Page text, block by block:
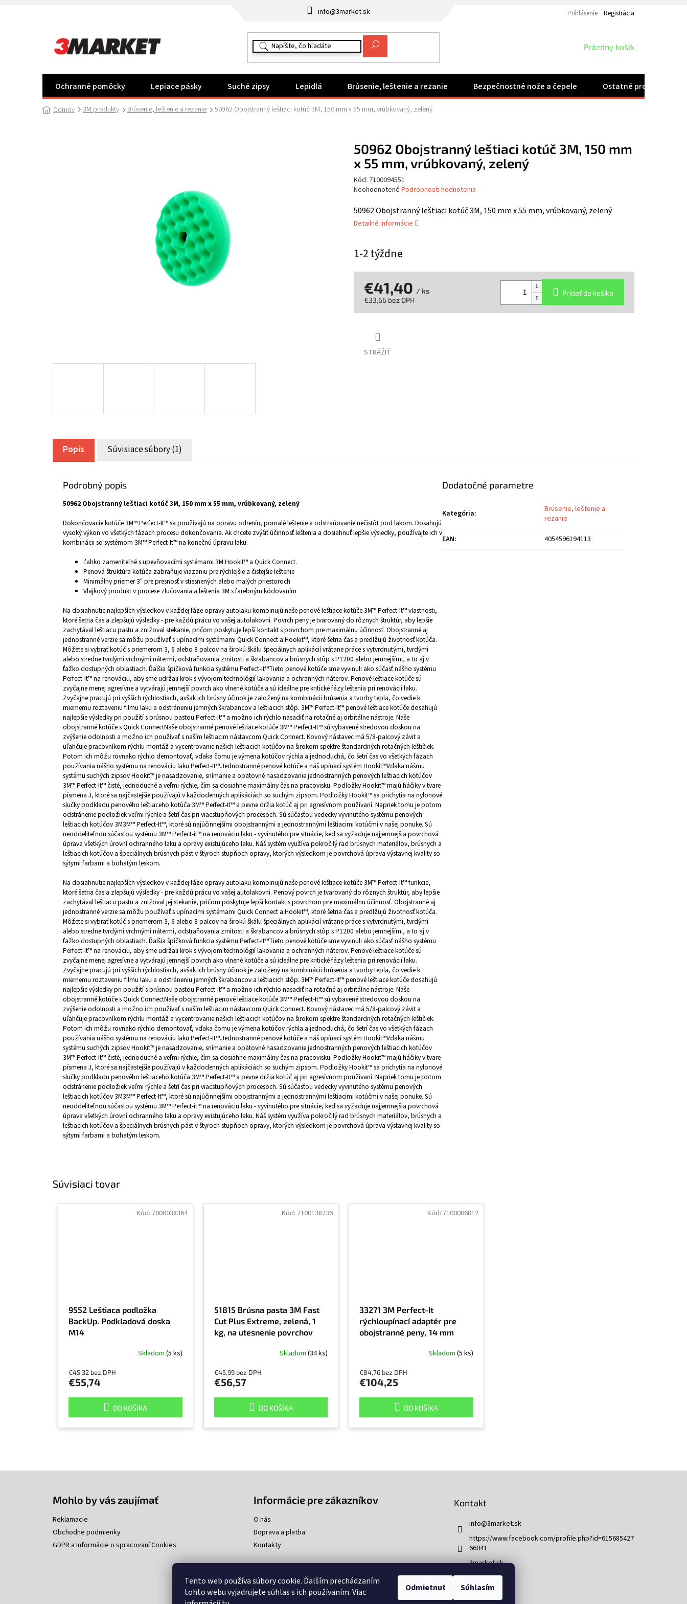
Tento web používa súbory cookie. Ďalším prechádzaním
tohto webu vyjadrujete súhlas s ich používaním. Viac
Odmietnuť Súhlasím
info@3market.sk Prihlásenie Registrácia
NÁKUPNÝ
Prázdny košík
Ochranné pomôcky Lepiace pásky Suché zipsy Lepidlá Brúsenie, leštenie a rezanie Bezpečnostné nože a čepele Ostatné produkty
Domov 3M produkty Brúsenie, leštenie a rezanie 50962 Obojstranný leštiaci kotúč 3M, 150 mm x 55 mm, vrúbkovaný, zelený
1-2 týždne
50962 Obojstranný leštiaci kotúč 3M, 150 mm x 55 mm, vrúbkovaný, zelený
Detailné informácie
STRÁŽIŤ
€41,40 / ks
€33,66 bez DPH
Pridať do košíka
50962 Obojstranný leštiaci kotúč 3M, 150 mm
x 55 mm, vrúbkovaný, zelený
Kód: 7100094551
Priemerné
produktu
je
0,0
5
hviezdičiek.
Neohodnotené Podrobnosti hodnotenia
Súvisiaci tovar
9552 Leštiaca podložka
BackUp. Podkladová doska
M14
Skladom (5 ks)
€45,32 bez DPH
€55,74
DO KOŠÍKA
Kód: 7000038364
51815 Brúsna pasta 3M Fast
Cut Plus Extreme, zelená, 1
kg, na utesnenie povrchov
materiálmi TrizactSkladom (34 ks)
€45,99 bez DPH
€56,57
DO KOŠÍKA
Kód: 7100138236
33271 3M Perfect-It
rýchloupínací adaptér pre
obojstranné peny, 14 mm
Skladom (5 ks)
€84,76 bez DPH
€104,25
DO KOŠÍKA
Kód: 7100086812
Popis Súvisiace súbory (1)
Podrobný popis
50962 Obojstranný leštiaci kotúč 3M, 150 mm x 55 mm, vrúbkovaný, zelený
Dokončovacie kotúče 3M™ Perfect-It™ sa používajú na opravu odrenín, pomalé leštenie a odstraňovanie nečistôt pod lakom. Dosahujú
vysoký výkon vo všetkých fázach procesu dokončovania. Ak chcete zvýšiť účinnosť leštenia a dosiahnuť lepšie výsledky, používajte ich v
kombinácii so systémom 3M™ Perfect-It™ na konečnú úpravu laku.
Ľahko zameniteľné s upevňovacími systémami 3M Hookit™ a Quick Connect.
Penová štruktúra kotúča zabraňuje viazaniu pre rýchlejšie a čistejšie leštenie
Minimálny priemer 3" pre presnosť v stiesnených alebo malých priestoroch
Vlajkový produkt v procese zlučovania a leštenia 3M s farebným kódovaním
Na dosiahnutie najlepších výsledkov v každej fáze opravy autolaku kombinujú naše penové leštiace kotúče 3M™ Perfect-It™ vlastnosti,
ktoré šetria čas a zlepšujú výsledky - pre každú prácu vo vašej autolakovni. Povrch peny je tvarovaný do rôznych štruktúr, aby lepšie
zachytával leštiacu pastu a znižoval stekanie, pričom poskytuje lepší kontakt s povrchom pre maximálnu účinnosť. Obojstranné aj
jednostranné verzie sa môžu používať s upínacími systémami Quick Connect a Hookit™, ktoré šetria čas a predlžujú životnosť kotúča.
Môžete si vybrať kotúč s priemerom 3, 6 alebo 8 palcov na širokú škálu špeciálnych aplikácií vrátane práce s vytvrdnutými, tvrdými
alebo stredne tvrdými vrchnými nátermi, odstraňovania zrnitosti a škrabancov a brúsnych stôp s P1200 alebo jemnejšími, a to aj v
ťažko dostupných oblastiach. Ďalšia špičková funkcia systému Perfect-It™Tieto penové kotúče sme vyvinuli ako súčasť nášho systému
Perfect-It™ na renováciu, aby sme udržali krok s vývojom technológií lakovania a ochranných náterov. Penové leštiace kotúče sú
zvyčajne menej agresívne a vytvárajú jemnejší povrch ako vlnené kotúče a sú ideálne pre kritické fázy leštenia pri renovácii laku.
Zvyčajne pracujú pri vyšších rýchlostiach, avšak ich brúsny účinok je založený na kombinácii brúsenia a tvorby tepla, čo vedie k
miernemu roztaveniu filmu laku a odstráneniu jemných škrabancov a leštiacich stôp. 3M™ Perfect-It™ penové leštiace kotúče dosahujú
najlepšie výsledky pri použití s brúsnou pastou Perfect-It™ a možno ich rýchlo nasadiť na rotačné aj orbitálne nástroje. Naše
obojstranné kotúče s Quick ConnectNaše obojstranné penové leštiace kotúče 3M™ Perfect-It™ sú vybavené stredovou doskou na
zvýšenie odolnosti a možno ich používať s naším leštiacim nástavcom Quick Connect. Kovový nástavec má 5/8-palcový závit a
uľahčuje pracovníkom rýchlu montáž a vycentrovanie našich leštiacich kotúčov na širokom spektre štandardných rotačných leštičiek.
Potom ich môžu rovnako rýchlo demontovať, vďaka čomu je výmena kotúčov rýchla a jednoduchá, čo šetrí čas vo všetkých fázach
používania nášho systému na renováciu laku Perfect-It™.Jednostranné penové kotúče a náš upínací systém Hookit™Vďaka nášmu
systému suchých zipsov Hookit™ je nasadzovanie, snímanie a opätovné nasadzovanie jednostranných penových leštiacich kotúčov
3M™ Perfect-It™ čisté, jednoduché a veľmi rýchle, čím sa dosiahne maximálny čas na pracovisku. Podložky Hookit™ majú háčiky v tvare
písmena J, ktoré sa najčastejšie používajú v každodenných aplikáciách so suchým zipsom. Podložky Hookit™ sa prichytia na nylonové
slučky podkladu penového leštiaceho kotúča 3M™ Perfect-It™ a pevne držia kotúč aj pri agresívnom používaní. Napriek tomu je potom
odstránenie podložiek veľmi rýchle a šetrí čas pri viacstupňových procesoch. Sú súčasťou vedecky vyvinutého systému penových
leštiacich kotúčov 3M3M™ Perfect-It™, ktoré sú najúčinnejšími obojstrannými a jednostrannými leštiacimi kotúčmi v našej ponuke. Sú
neoddeliteľnou súčasťou systému 3M™ Perfect-it™ na renováciu laku - vyvinutého pre situácie, keď sa vyžaduje najjemnejšia povrchová
úprava všetkých úrovní ochranného laku a opravy existujúceho laku. Náš systém využíva pokročilý rad brúsnych materiálov, brúsnych a
leštiacich kotúčov a špeciálnych brúsnych pást v štyroch stupňoch opravy, ktorých výsledkom je povrchová úprava výstavnej kvality so
sýtymi farbami a bohatým leskom.
Na dosiahnutie najlepších výsledkov v každej fáze opravy autolaku kombinujú naše penové leštiace kotúče 3M™ Perfect-It™ funkcie,
ktoré šetria čas a zlepšujú výsledky - pre každú prácu vo vašej autolakovni. Penový povrch je tvarovaný do rôznych štruktúr, aby lepšie
zachytával leštiacu pastu a znižoval jej stekanie, pričom poskytuje lepší kontakt s povrchom pre maximálnu účinnosť. Obojstranné aj
jednostranné verzie sa môžu používať s upínacími systémami Quick Connect a Hookit™, ktoré šetria čas a predlžujú životnosť kotúča.
Môžete si vybrať kotúč s priemerom 3, 6 alebo 8 palcov na širokú škálu špeciálnych aplikácií vrátane práce s vytvrdnutými, tvrdými
alebo stredne tvrdými vrchnými nátermi, odstraňovania zrnitosti a škrabancov a brúsnych stôp s P1200 alebo jemnejšími, a to aj v
ťažko dostupných oblastiach. Ďalšia špičková funkcia systému Perfect-It™Tieto penové kotúče sme vyvinuli ako súčasť nášho systému
Perfect-It™ na renováciu, aby sme udržali krok s vývojom technológií lakovania a ochranných náterov. Penové leštiace kotúče sú
zvyčajne menej agresívne a vytvárajú jemnejší povrch ako vlnené kotúče a sú ideálne pre kritické fázy leštenia pri renovácii laku.
Zvyčajne pracujú pri vyšších rýchlostiach, avšak ich brúsny účinok je založený na kombinácii brúsenia a tvorby tepla, čo vedie k
miernemu roztaveniu filmu laku a odstráneniu jemných škrabancov a leštiacich stôp. 3M™ Perfect-It™ penové leštiace kotúče dosahujú
najlepšie výsledky pri použití s brúsnou pastou Perfect-It™ a možno ich rýchlo nasadiť na rotačné aj orbitálne nástroje. Naše
obojstranné kotúče s Quick ConnectNaše obojstranné penové leštiace kotúče 3M™ Perfect-It™ sú vybavené stredovou doskou na
zvýšenie odolnosti a možno ich používať s naším leštiacim nástavcom Quick Connect. Kovový nástavec má 5/8-palcový závit a
uľahčuje pracovníkom rýchlu montáž a vycentrovanie našich leštiacich kotúčov na širokom spektre štandardných rotačných leštičiek.
Potom ich môžu rovnako rýchlo demontovať, vďaka čomu je výmena kotúčov rýchla a jednoduchá, čo šetrí čas vo všetkých fázach
používania nášho systému na renováciu laku Perfect-It™.Jednostranné penové kotúče a náš upínací systém Hookit™Vďaka nášmu
systému suchých zipsov Hookit™ je nasadzovanie, snímanie a opätovné nasadzovanie jednostranných penových leštiacich kotúčov
3M™ Perfect-It™ čisté, jednoduché a veľmi rýchle, čím sa dosiahne maximálny čas na pracovisku. Podložky Hookit™ majú háčiky v tvare
písmena J, ktoré sa najčastejšie používajú v každodenných aplikáciách so suchým zipsom. Podložky Hookit™ sa prichytia na nylonové
slučky podkladu penového leštiaceho kotúča 3M™ Perfect-It™ a pevne držia kotúč aj pri agresívnom používaní. Napriek tomu je potom
odstránenie podložiek veľmi rýchle a šetrí čas pri viacstupňových procesoch. Sú súčasťou vedecky vyvinutého systému penových
leštiacich kotúčov 3M3M™ Perfect-It™, ktoré sú najúčinnejšími obojstrannými a jednostrannými leštiacimi kotúčmi v našej ponuke. Sú
neoddeliteľnou súčasťou systému 3M™ Perfect-it™ na renováciu laku - vyvinutého pre situácie, keď sa vyžaduje najjemnejšia povrchová
úprava všetkých úrovní ochranného laku a opravy existujúceho laku. Náš systém využíva pokročilý rad brúsnych materiálov, brúsnych a
leštiacich kotúčov a špeciálnych brúsnych pást v štyroch stupňoch opravy, ktorých výsledkom je povrchová úprava výstavnej kvality so
sýtymi farbami a bohatým leskom.
Dodatočné parametre
Kategória:
Brúsenie, leštenie a
rezanie
EAN: 4054596194113
Mohlo by vás zaujímať
Reklamacie
Obchodne podmienky
GDPR a Informácie o spracovaní Cookies
Informácie pre zákazníkov
O nás
Doprava a platba
Kontakty
Kontakt
info@3market.sk
https://www.facebook.com/profile.php?id=615685427
66041
3market.sk